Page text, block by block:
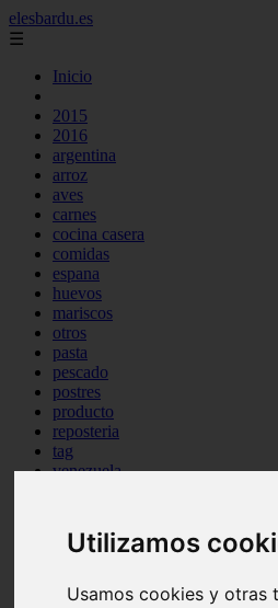
Utilizamos
Usamos cookies y otras
elesbardu.es
☰
Inicio
2015
2016
argentina
arroz
aves
carnes
cocina casera
comidas
espana
huevos
mariscos
otros
pasta
pescado
postres
producto
reposteria
tag
venezuela
Madrid - pozuelo-de-alarcón
Teruel - sarrión
Illes-balears - inca